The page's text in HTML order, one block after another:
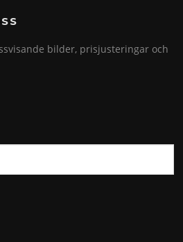
bilder, prisjusteringar och